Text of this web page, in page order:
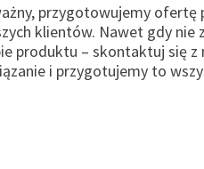
przygotowujemy ofertę
klientów. Nawet gdy nie
produktu – skontaktuj się z
i przygotujemy to